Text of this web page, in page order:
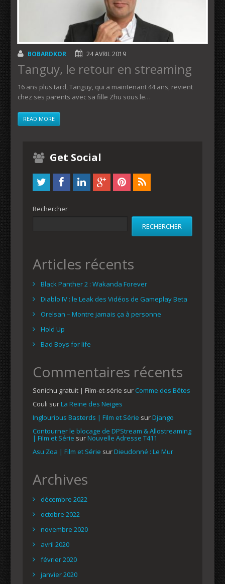
BOBARDKOR 24 AVRIL 2019
Tanguy, le retour en streaming
16 ans plus tard, Tanguy, qui a maintenant 44 ans, revient
chez ses parents avec sa fille Zhu sous le…
READ MORE
Get Social
Rechercher
RECHERCHER
Articles récents
Black Panther 2 : Wakanda Forever
Diablo IV : le Leak des Vidéos de Gameplay Beta
Orelsan – Montre jamais ça à personne
Hold Up
Bad Boys for life
Commentaires récents
Sonichu gratuit | Film-et-série sur Comme des Bêtes
Couli surLa Reine des Neiges
Inglourious Basterds | Film et Série surDjango
Contourner le blocage de DPStream & Allostreaming
| Film et Série surNouvelle Adresse T411
Asu Zoa | Film et Série surDieudonné : Le Mur
Archives
décembre 2022
octobre 2022
novembre 2020
avril 2020
février 2020
janvier 2020